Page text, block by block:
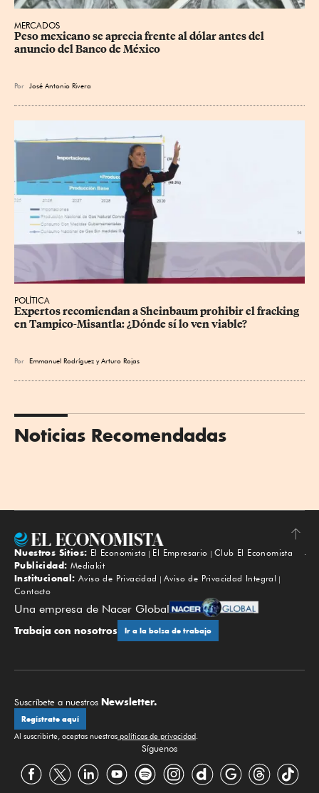
MERCADOS
Peso mexicano se aprecia frente al dólar antes del
anuncio del Banco de México
Por José Antonio Rivera
POLÍTICA
Expertos recomiendan a Sheinbaum prohibir el fracking
en Tampico-Misantla: ¿Dónde sí lo ven viable?
Por Emmanuel Rodríguez yArturo Rojas
Noticias Recomendadas
Subir
Nuestros Sitios: El Economista El Empresario
Club El Economista
Publicidad: Mediakit
Institucional: Aviso de Privacidad
Aviso de Privacidad Integral
Contacto
Una empresa de Nacer Global
Trabaja con nosotros Ir a la bolsa de trabajo
Suscríbete a nuestros Newsletter.
Regístrate aquí
Al suscribirte, aceptas nuestras políticas de privacidad.
Síguenos